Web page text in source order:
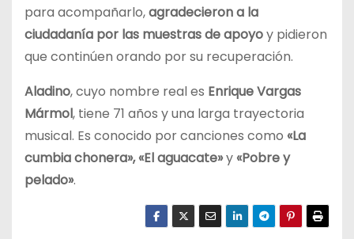
para acompañarlo,agradecieron a la
ciudadanía por las muestras de apoyoy pidieron
que continúen orando por su recuperación.
Aladino, cuyo nombre real es Enrique Vargas
Mármol, tiene 71 años y una larga trayectoria
musical. Es conocido por canciones como «La
cumbia chonera», «El aguacate»y«Pobre y
pelado».